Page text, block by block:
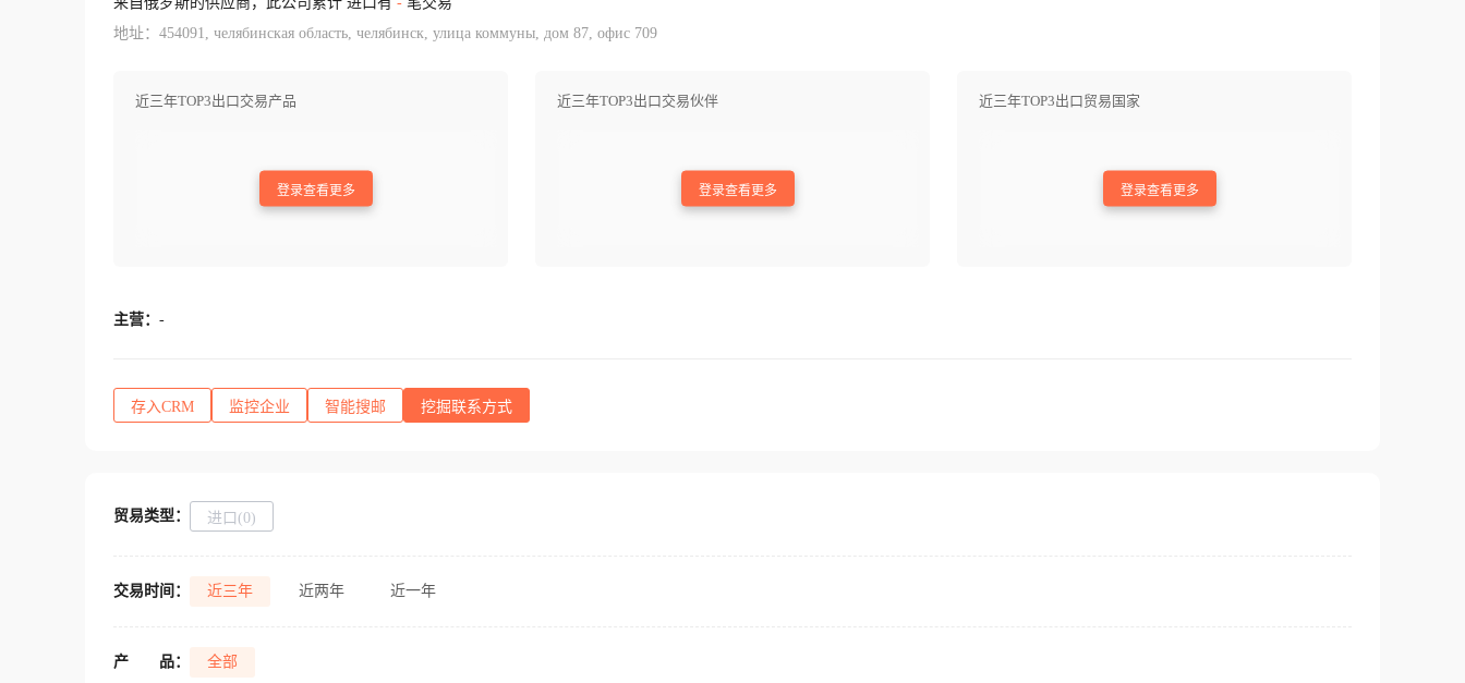
地址：454091, челябинская область, челябинск, улица коммуны, дом 87, офис 709
近三年TOP3出口交易产品
登录查看更多
近三年TOP3出口交易伙伴
登录查看更多
近三年TOP3出口贸易国家
登录查看更多
主营： -
存入CRM 监控企业 智能搜邮 挖掘联系方式
贸易类型： 进口(0)
交易时间： 近三年 近两年 近一年
产 品： 全部